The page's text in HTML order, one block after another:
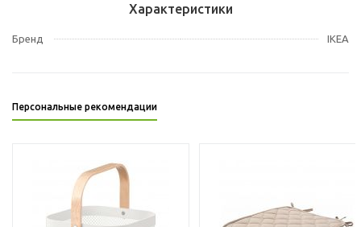
Характеристики
Бренд IKEA
Персональные рекомендации